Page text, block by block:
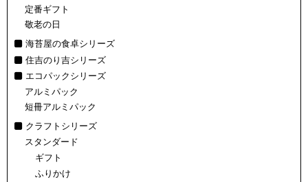
定番ギフト
敬老の日
海苔屋の食卓シリーズ
住吉のり吉シリーズ
エコパックシリーズ
アルミパック
短冊アルミパック
クラフトシリーズ
スタンダード
ギフト
ふりかけ